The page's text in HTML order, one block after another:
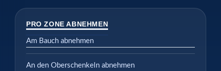
PRO ZONE ABNEHMEN
Am Bauch abnehmen
An den Oberschenkeln abnehmen